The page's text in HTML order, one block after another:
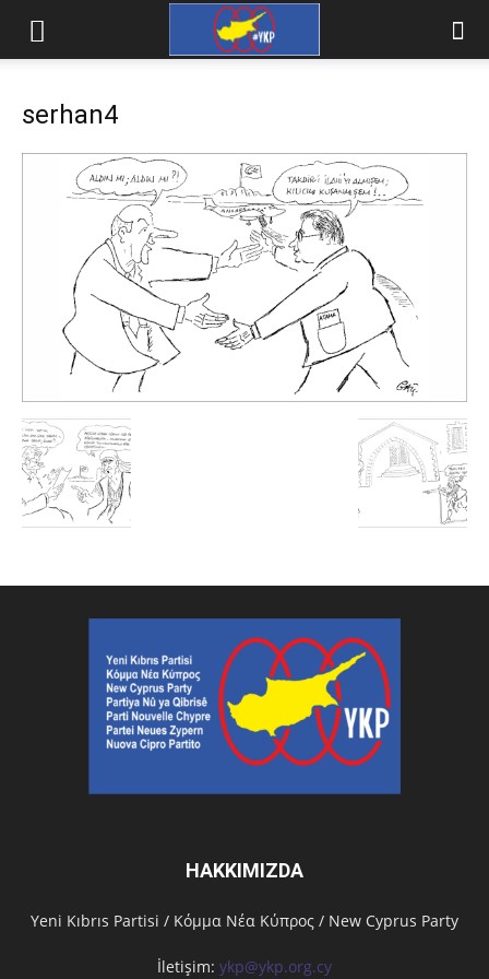
serhan4
HAKKIMIZDA
Υeni Kıbrıs Partisi / Κόμμα Νέα Κύπρος / New Cyprus Party
İletişim: ykp@ykp.org.cy